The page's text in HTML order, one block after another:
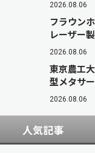
2026.08.06
フラウン
レーザー
2026.08.06
東京農工
型メタサ
2026.08.06
人気記事